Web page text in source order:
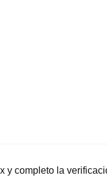
y completo la